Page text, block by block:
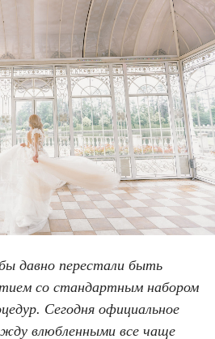
давно перестали быть
со стандартным набором
Сегодня официальное
влюбленными все чаще